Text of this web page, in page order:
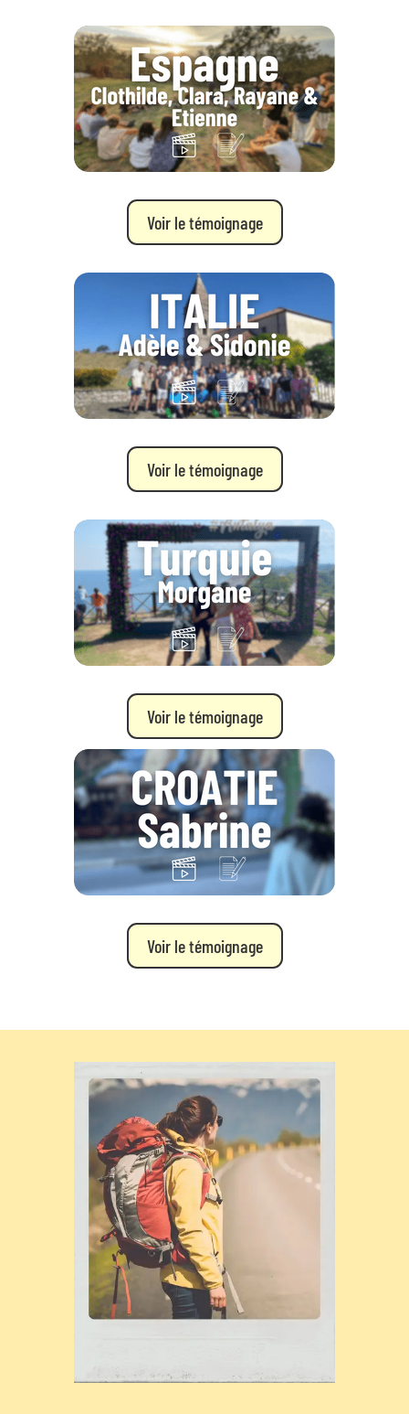
Voir le témoignage
Voir le témoignage
Voir le témoignage
Voir le témoignage